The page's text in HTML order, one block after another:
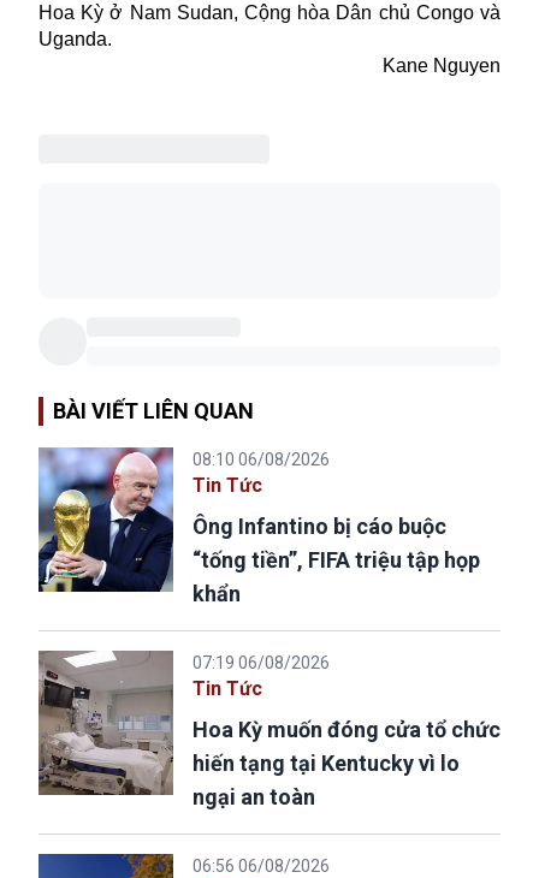
Hoa Kỳ ở Nam Sudan, Cộng hòa Dân chủ Congo và
Uganda.
Kane Nguyen
BÀI VIẾT LIÊN QUAN
08:10 06/08/2026
Tin Tức
Ông Infantino bị cáo buộc
“tống tiền”, FIFA triệu tập họp
khẩn
07:19 06/08/2026
Tin Tức
Hoa Kỳ muốn đóng cửa tổ chức
hiến tạng tại Kentucky vì lo
ngại an toàn
06:56 06/08/2026